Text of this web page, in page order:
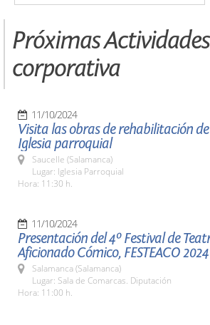
Próximas
corporativa
11/10/2024
Visita las obras de rehabilitación
Iglesia parroquial
Saucelle (Salamanca)
Lugar: Iglesia Parroquial
Hora: 11:30 h.
11/10/2024
Presentación del 4º Festival de
Aficionado Cómico, FESTEACO 2024
Salamanca (Salamanca)
Lugar: Sala de Comarcas. Diputación
Hora: 11:00 h.